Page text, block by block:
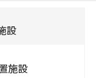
設
施設